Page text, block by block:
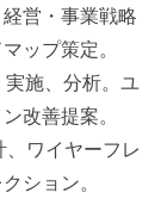
営・事業戦略
ップ策定。
実施、分析。ユ
改善提案。
、ワイヤーフレ
ション。